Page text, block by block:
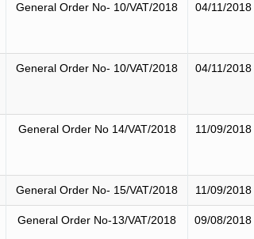
General Order No- 10/VAT/2018 04/11/2018
General Order No- 10/VAT/2018 04/11/2018
General Order No 14/VAT/2018 11/09/2018
General Order No- 15/VAT/2018 11/09/2018
General Order No-13/VAT/2018 09/08/2018